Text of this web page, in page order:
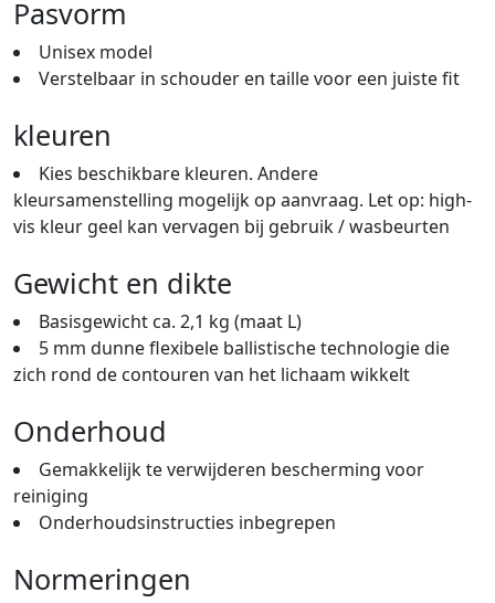
Pasvorm
Unisex model
Verstelbaar in schouder en taille voor een juiste fit
kleuren
Kies beschikbare kleuren. Andere
kleursamenstelling mogelijk op aanvraag. Let op: high-
vis kleur geel kan vervagen bij gebruik / wasbeurten
Gewicht en dikte
Basisgewicht ca. 2,1 kg (maat L)
5 mm dunne flexibele ballistische technologie die
zich rond de contouren van het lichaam wikkelt
Onderhoud
Gemakkelijk te verwijderen bescherming voor
reiniging
Onderhoudsinstructies inbegrepen
Normeringen